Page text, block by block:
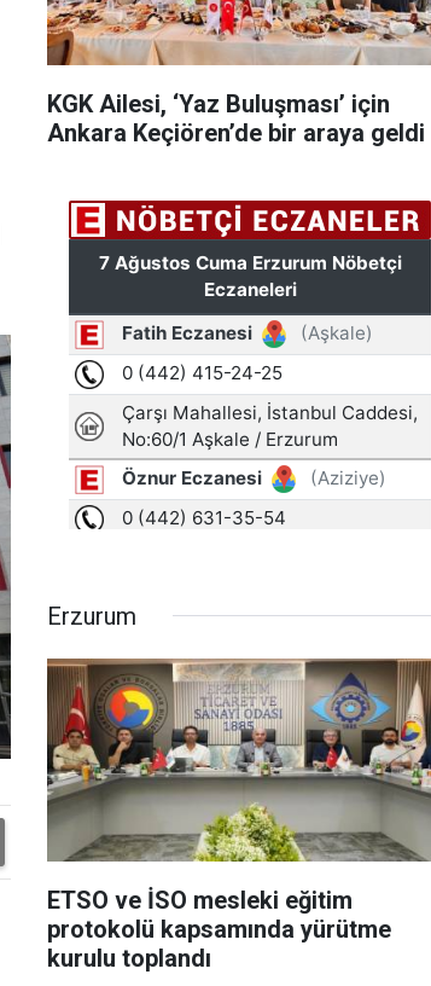
KGK Ailesi, ‘Yaz Buluşması’ için
Ankara Keçiören’de bir araya geldi
Erzurum
ETSO ve İSO mesleki eğitim
protokolü kapsamında yürütme
kurulu toplandı